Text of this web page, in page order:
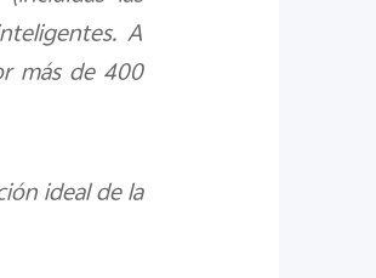
A
más de 400
ideal de la